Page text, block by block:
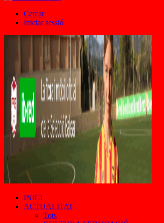
Cercar
Iniciar sessió
INICI
ACTUALITAT
Tots